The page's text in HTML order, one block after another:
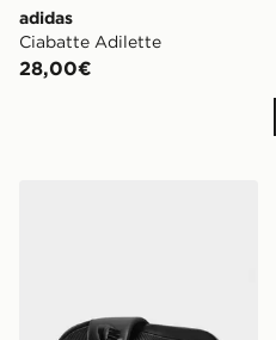
adidas
Ciabatte Adilette
28,00€